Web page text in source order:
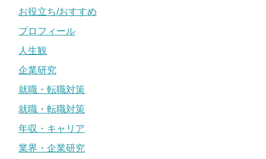
お役立ち/おすすめ
プロフィール
人生観
企業研究
就職・転職対策
就職・転職対策
年収・キャリア
業界・企業研究